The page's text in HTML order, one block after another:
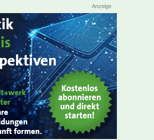
Anzeige